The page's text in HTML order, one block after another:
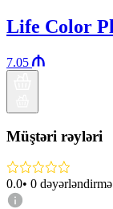
Life Color
7.05
Müştəri rəyləri
0.0• 0 dəyərləndirmə